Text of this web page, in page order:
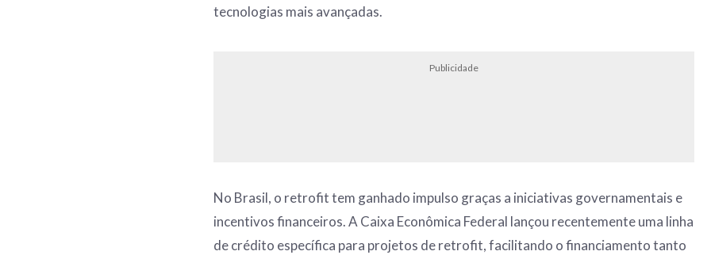
tecnologias mais avançadas.
Publicidade
No Brasil, o retrofit tem ganhado impulso graças a iniciativas governamentais e
incentivos financeiros. A Caixa Econômica Federal lançou recentemente uma linha
de crédito específica para projetos de retrofit, facilitando o financiamento tanto